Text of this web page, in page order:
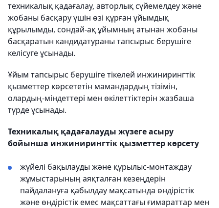
техникалық қадағалау, авторлық сүйемелдеу және
жобаны басқару үшін өзі құрған ұйымдық
құрылымды, сондай-ақ ұйымның атынан жобаны
басқаратын кандидатураны тапсырыс берушіге
келісуге ұсынады.
Ұйым тапсырыс берушіге тікелей инжинирингтік
қызметтер көрсететін мамандардың тізімін,
олардың-міндеттері мен өкілеттіктерін жазбаша
түрде ұсынады.
Техникалық қадағалауды жүзеге асыру
бойынша инжинирингтік қызметтер көрсету
жүйелі бақылауды және құрылыс-монтаждау
жұмыстарының аяқталған кезеңдерін
пайдалануға қабылдау мақсатында өндірістік
және өндірістік емес мақсаттағы ғимараттар мен